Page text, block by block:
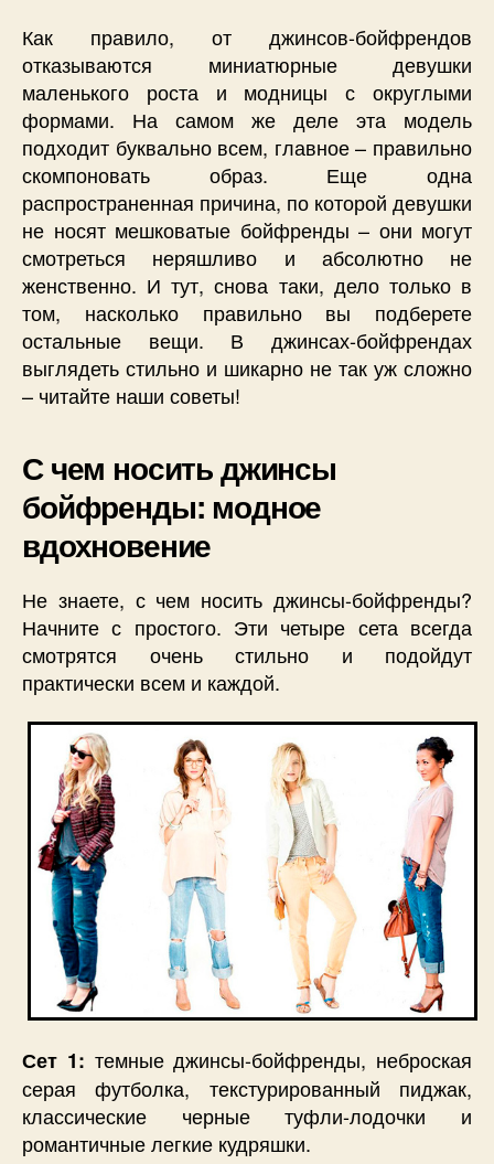
Как правило, от джинсов-бойфрендов
отказываются миниатюрные девушки
маленького роста и модницы с округлыми
формами. На самом же деле эта модель
подходит буквально всем, главное – правильно
скомпоновать образ. Еще одна
распространенная причина, по которой девушки
не носят мешковатые бойфренды – они могут
смотреться неряшливо и абсолютно не
женственно. И тут, снова таки, дело только в
том, насколько правильно вы подберете
остальные вещи. В джинсах-бойфрендах
выглядеть стильно и шикарно не так уж сложно
– читайте наши советы!
С чем носить джинсы
бойфренды: модное
вдохновение
Не знаете, с чем носить джинсы-бойфренды?
Начните с простого. Эти четыре сета всегда
смотрятся очень стильно и подойдут
практически всем и каждой.
Сет 1: темные джинсы-бойфренды, неброская
серая футболка, текстурированный пиджак,
классические черные туфли-лодочки и
романтичные легкие кудряшки.